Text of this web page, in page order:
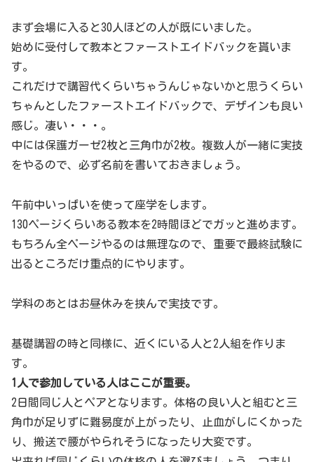
まず会場に入ると30人ほどの人が既にいました。
始めに受付して教本とファーストエイドバックを貰いま
す。
これだけで講習代くらいちゃうんじゃないかと思うくらい
ちゃんとしたファーストエイドバックで、デザインも良い
感じ。凄い・・・。
中には保護ガーゼ2枚と三角巾が2枚。複数人が一緒に実技
をやるので、必ず名前を書いておきましょう。
午前中いっぱいを使って座学をします。
130ページくらいある教本を2時間ほどでガッと進めます。
もちろん全ページやるのは無理なので、重要で最終試験に
出るところだけ重点的にやります。
学科のあとはお昼休みを挟んで実技です。
基礎講習の時と同様に、近くにいる人と2人組を作りま
す。
1人で参加している人はここが重要。
2日間同じ人とペアとなります。体格の良い人と組むと三
角巾が足りずに難易度が上がったり、止血がしにくかった
り、搬送で腰がやられそうになったり大変です。